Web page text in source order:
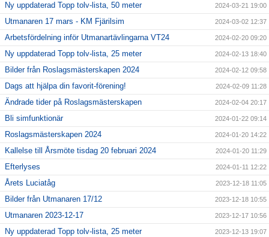
Ny uppdaterad Topp tolv-lista, 50 meter 2024-03-21 19:00
Utmanaren 17 mars - KM Fjärilsim 2024-03-02 12:37
Arbetsfördelning inför Utmanartävlingarna VT24 2024-02-20 09:20
Ny uppdaterad Topp tolv-lista, 25 meter 2024-02-13 18:40
Bilder från Roslagsmästerskapen 2024 2024-02-12 09:58
Dags att hjälpa din favorit-förening! 2024-02-09 11:28
Ändrade tider på Roslagsmästerskapen 2024-02-04 20:17
Bli simfunktionär 2024-01-22 09:14
Roslagsmästerskapen 2024 2024-01-20 14:22
Kallelse till Årsmöte tisdag 20 februari 2024 2024-01-20 11:29
Efterlyses 2024-01-11 12:22
Årets Luciatåg 2023-12-18 11:05
Bilder från Utmanaren 17/12 2023-12-18 10:55
Utmanaren 2023-12-17 2023-12-17 10:56
Ny uppdaterad Topp tolv-lista, 25 meter 2023-12-13 19:07